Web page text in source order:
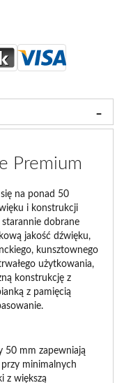
Premium
na ponad 50
i konstrukcji
starannie dobrane
jakość dźwięku,
kunsztownego
użytkowania,
konstrukcję z
z pamięcią
50 mm zapewniają
minimalnych
z większą